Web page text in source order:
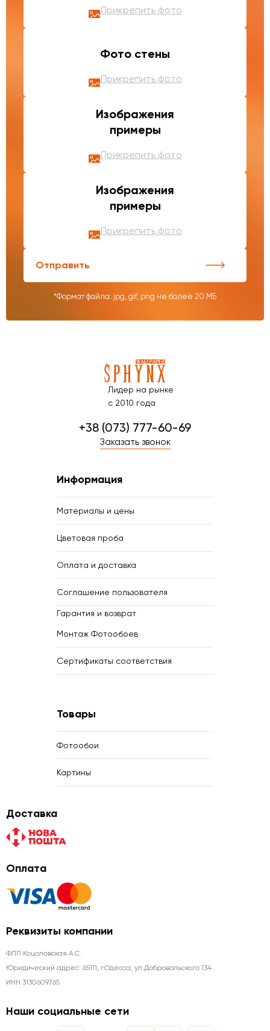
Прикрепить фото
Фото стены
Прикрепить фото
Изображения
примеры
Прикрепить фото
Изображения
примеры
Прикрепить фото
Отправить
*Формат файла: jpg, gif, png не более 20 МБ
Лидер на рынке
с 2010 года
+38 (073) 777-60-69
Заказать звонок
Информация
Материалы и цены
Цветовая проба
Оплата и доставка
Соглашение пользователя
Гарантия и возврат
Монтаж Фотообоев
Сертификаты соответствия
Товары
Фотообои
Картины
Доставка
Оплата
Реквизиты компании
ФЛП Коцоловская А.С.
Юридический адрес: 65111, г.Одесса, ул.Добровольского 134
ИНН 3130609765
Наши социальные сети